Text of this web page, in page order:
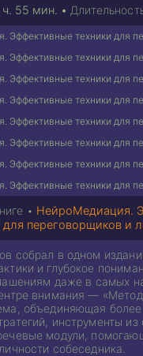
ч. 55 мин. •
• НейроМедиация.
для переговорщиков и
собрал в одном
и глубокое
даже в самых
внимания —
объединяющая более
инструменты
модули,
собеседника.